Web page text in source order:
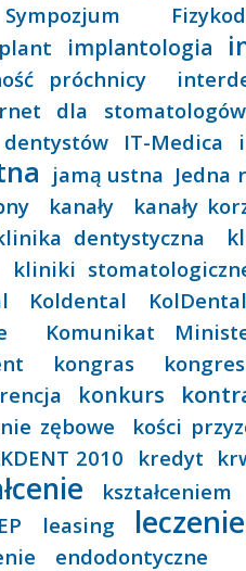
Sympozjum
implantologia
próchnicy
dla stomatologów
dentystów IT-Medica
jamą ustna Jedna
kanały
kanały
dentystyczna
kliniki
Koldental
KolDental
Komunikat
kongras
kongres
konkurs
zębowe
kości
2010 kredyt
kształceniem
leasing leczenie
endodontyczne